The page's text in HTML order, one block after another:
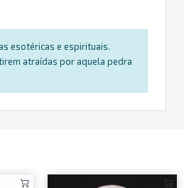
esotéricas e espirituais.
atraídas por aquela pedra